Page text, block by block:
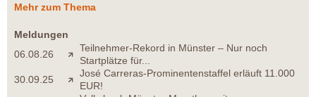
Mehr zum Thema
Meldungen
06.08.26
Teilnehmer-Rekord in Münster – Nur noch
Startplätze für...
30.09.25
José Carreras-Prominentenstaffel erläuft 11.000
EUR!